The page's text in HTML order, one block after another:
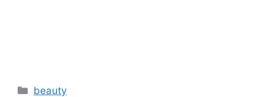
Categories
beauty